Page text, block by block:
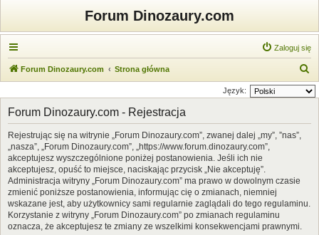
Forum Dinozaury.com
Zaloguj się
Forum Dinozaury.com Strona główna
z
Język:
Forum Dinozaury.com - Rejestracja
Rejestrując się na witrynie „Forum Dinozaury.com”, zwanej dalej „my”, ”nas”,
„nasza”, „Forum Dinozaury.com”, „https://www.forum.dinozaury.com”,
akceptujesz wyszczególnione poniżej postanowienia. Jeśli ich nie
akceptujesz, opuść to miejsce, naciskając przycisk „Nie akceptuję”.
Administracja witryny „Forum Dinozaury.com” ma prawo w dowolnym czasie
zmienić poniższe postanowienia, informując cię o zmianach, niemniej
wskazane jest, aby użytkownicy sami regularnie zaglądali do tego regulaminu.
Korzystanie z witryny „Forum Dinozaury.com” po zmianach regulaminu
oznacza, że akceptujesz te zmiany ze wszelkimi konsekwencjami prawnymi.